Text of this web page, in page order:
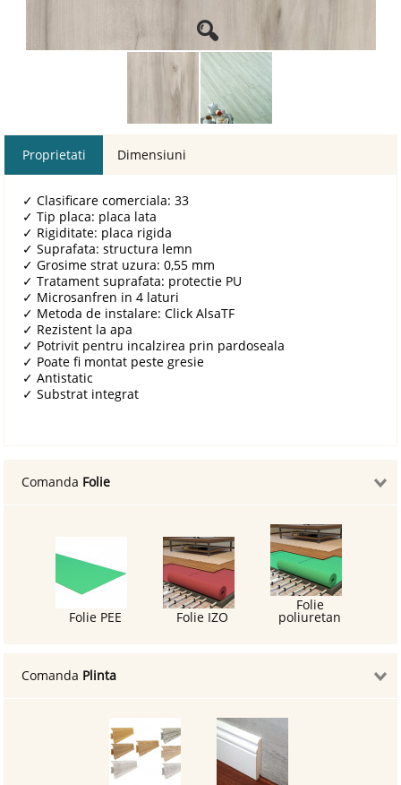
Proprietati Dimensiuni
✓ Clasificare comerciala: 33
✓ Tip placa: placa lata
✓ Rigiditate: placa rigida
✓ Suprafata: structura lemn
✓ Grosime strat uzura: 0,55 mm
✓ Tratament suprafata: protectie PU
✓ Microsanfren in 4 laturi
✓ Metoda de instalare: Click AlsaTF
✓ Rezistent la apa
✓ Potrivit pentru incalzirea prin pardoseala
✓ Poate fi montat peste gresie
✓ Antistatic
✓ Substrat integrat
Comanda Folie
Folie PEE Folie IZO
Folie
poliuretan
Comanda Plinta